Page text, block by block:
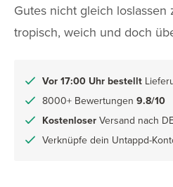
Gutes nicht gleich loslassen
tropisch, weich und doch
Vor 17:00 Uhr bestellt
8000+ Bewertungen 9.8/10
Kostenloser Versand nach
Verknüpfe dein Untappd-